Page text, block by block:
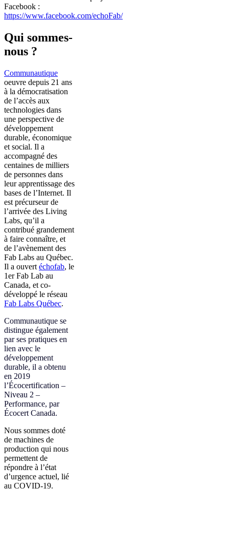
Facebook :
https://www.facebook.com/echoFab/
Qui sommes-
nous ?
Communautique
oeuvre depuis 21 ans
à la démocratisation
de l’accès aux
technologies dans
une perspective de
développement
durable, économique
et social. Il a
accompagné des
centaines de milliers
de personnes dans
leur apprentissage des
bases de l’Internet. Il
est précurseur de
l’arrivée des Living
Labs, qu’il a
contribué grandement
à faire connaître, et
de l’avènement des
Fab Labs au Québec.
Il a ouvert échofab, le
1er Fab Lab au
Canada, et co-
développé le réseau
Fab Labs Québec.
Communautique se
distingue également
par ses pratiques en
lien avec le
développement
durable, il a obtenu
en 2019
l’Écocertification –
Niveau 2 –
Performance, par
Écocert Canada.
Nous sommes doté
de machines de
production qui nous
permettent de
répondre à l’état
d’urgence actuel, lié
au COVID-19.